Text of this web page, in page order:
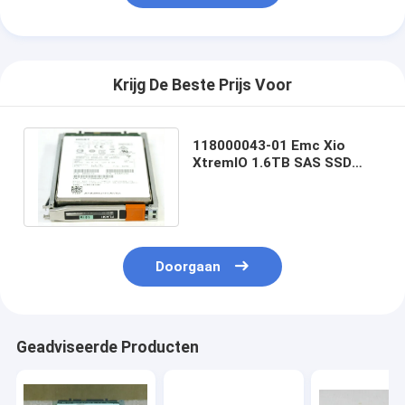
Krijg De Beste Prijs Voor
118000043-01 Emc Xio
XtremIO 1.6TB SAS SSD
Doorgaan
Geadviseerde Producten